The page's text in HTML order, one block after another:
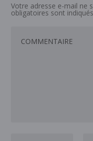
Votre adresse e-mail ne
obligatoires sont